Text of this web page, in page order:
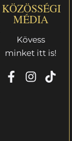
KÖZÖSSÉGI
MÉDIA
Kövess
minket itt is!